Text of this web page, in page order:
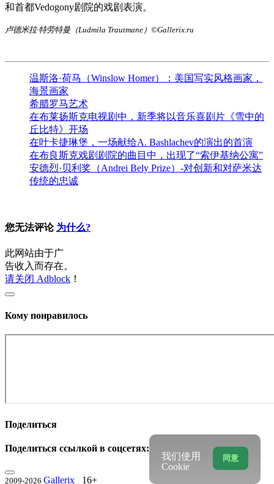
和首都Vedogony剧院的戏剧表演。
卢德米拉·特劳特曼（Ludmila Trautmane）©Gallerix.ru
温斯洛·荷马（Winslow Homer）：美国写实风格画家，
海景画家
希腊罗马艺术
在布莱扬斯克电视剧中，新季将以音乐喜剧片《雪中的
丘比特》开场
在叶卡捷琳堡，一场献给A. Bashlachev的演出的首演
在布良斯克戏剧剧院的曲目中，出现了“索伊基纳公寓”
安德烈·贝利奖（Andrei Bely Prize）-对创新和对萨米达
传统的忠诚
您无法评论 为什么?
此网站由于广
告收入而存在。
请关闭 Adblock ！
Кому понравилось
Поделиться
Поделиться ссылкой в соцсетях:
2009-2026 Gallerix 16+
同意
我们使用
Cookie